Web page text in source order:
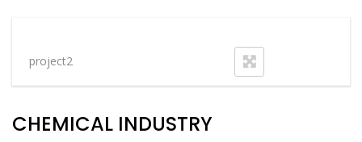
project2
CHEMICAL INDUSTRY